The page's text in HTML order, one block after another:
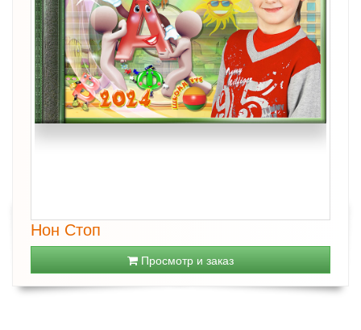
Нон Стоп
Просмотр и заказ